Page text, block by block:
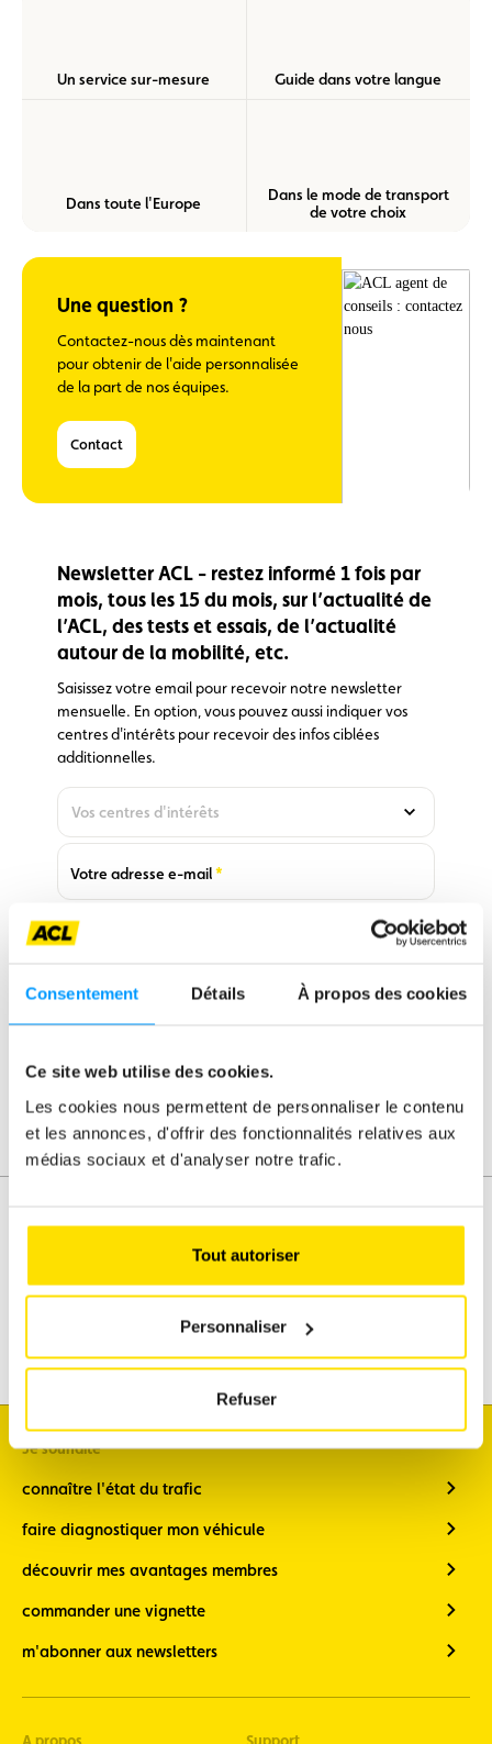
Consentement Détails À propos des cookies
Ce site web utilise des cookies.
Les cookies nous permettent de personnaliser le contenu
et les annonces, d'offrir des fonctionnalités relatives aux
médias sociaux et d'analyser notre trafic.
Tout autoriser
Personnaliser
Refuser
Un service sur-mesure Guide dans votre langue
Dans toute l'Europe
Dans le mode de transport
de votre choix
Une question ?
Contactez-nous dès maintenant
pour obtenir de l'aide personnalisée
de la part de nos équipes.
Contact
Newsletter ACL - restez informé 1 fois par
mois, tous les 15 du mois, sur l’actualité de
l’ACL, des tests et essais, de l’actualité
autour de la mobilité, etc.
Saisissez votre email pour recevoir notre newsletter
mensuelle. En option, vous pouvez aussi indiquer vos
centres d'intérêts pour recevoir des infos ciblées
additionnelles.
Vos centres d'intérêts
option,
pouvez
indiquer
vos
d'intérêts
des infos
ciblées
Newsletter
"Club" -
restez
avantages
mois, au
Newsletter
voyages
Oldtimer
informé lors
événements
oldtimers)
Votre adresse e-mail
Required
J'accepte de recevoir vos e-mails et confirme avoir pris
Loisirs & Passion
Je souhaite
connaître l'état du trafic
faire diagnostiquer mon véhicule
découvrir mes avantages membres
commander une vignette
m'abonner aux newsletters